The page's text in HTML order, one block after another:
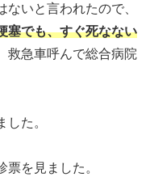
いと言われたので、
塞でも、すぐ死なない
救急車呼んで総合病院
た。
を見ました。